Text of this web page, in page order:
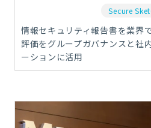
Secure
情報セキュリティ報告書を業界
評価をグループガバナンスと社
ーションに活用